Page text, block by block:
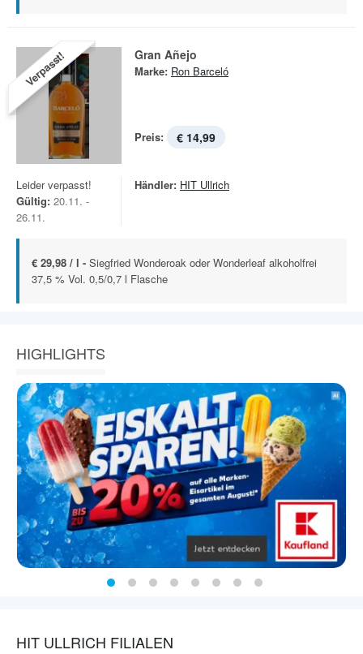
Verpasst! Gran Añejo
Marke: Ron Barceló
Preis: € 14,99
Leider verpasst!
Gültig: 20.11. -
26.11.
Händler: HIT Ullrich
€ 29,98 / l - Siegfried Wonderoak oder Wonderleaf alkoholfrei
37,5 % Vol. 0,5/0,7 l Flasche
HIGHLIGHTS
HIT ULLRICH FILIALEN